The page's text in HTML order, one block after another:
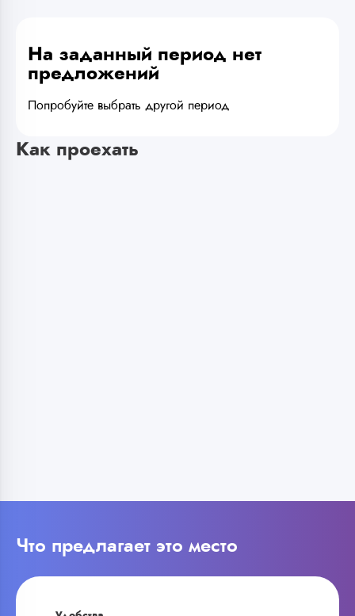
На заданный период нет
предложений
Попробуйте выбрать другой период
Как проехать
Что предлагает это место